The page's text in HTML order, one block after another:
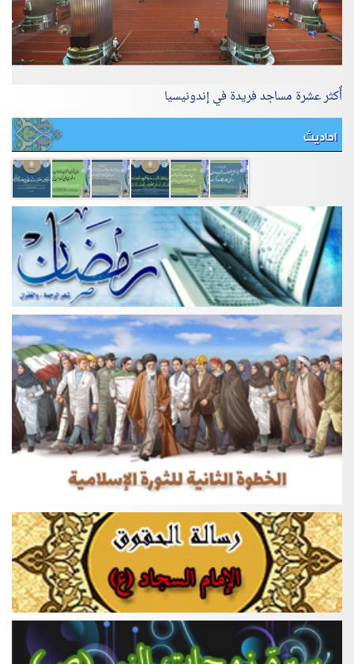
أٌكثر عشرة مساجد فريدة في إندونيسيا
احاديث